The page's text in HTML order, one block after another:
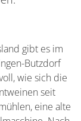
gibt es im
Butzdorf
wie sich die
seit
eine alte